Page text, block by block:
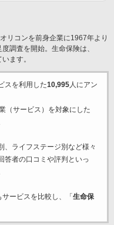
リコンを前身企業に1967年より
調査を開始。生命保険は、
ます。
スを利用した10,995人にアン
（サービス）を対象にした
、ライフステージ別など様々
答者の口コミや評判といっ
サービスを比較し、「生命保